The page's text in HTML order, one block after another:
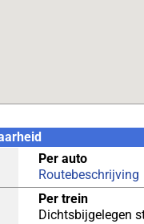
Per auto
Routebeschrijving
Per trein
Dichtsbijgelegen